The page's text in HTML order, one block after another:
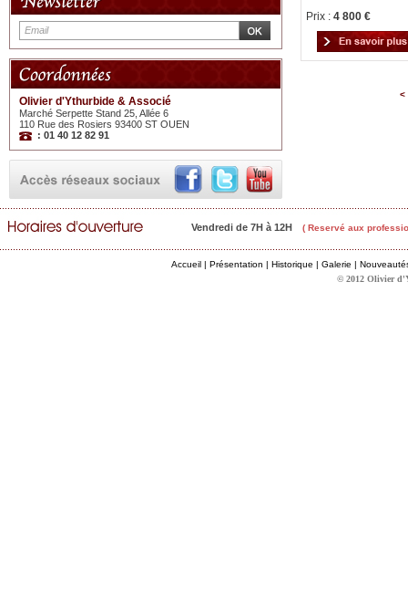
Olivier d'Ythurbide & Associé
Marché Serpette Stand 25, Allée 6
110 Rue des Rosiers 93400 ST OUEN
: 01 40 12 82 91
Prix : 4 800 €
<
Vendredi de 7H à 12H ( Reservé aux
Accueil | Présentation | Historique | Galerie |
© 2012 Olivier